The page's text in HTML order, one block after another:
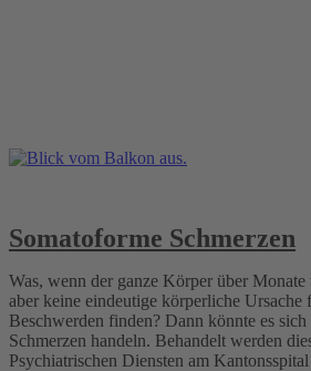
Somatoforme Schmerzen
Was, wenn der ganze Körper über Monate
aber keine eindeutige körperliche Ursache
Beschwerden finden? Dann könnte es
Schmerzen handeln. Behandelt werden
Psychiatrischen Diensten am